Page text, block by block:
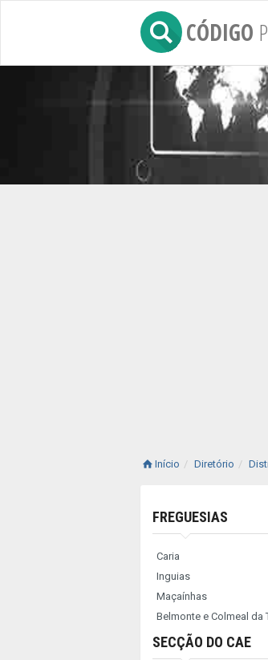
CÓDIGO
Início Diretório
FREGUESIAS
Caria
Inguias
Maçaínhas
Belmonte e Colmeal da
SECÇÃO DO CAE